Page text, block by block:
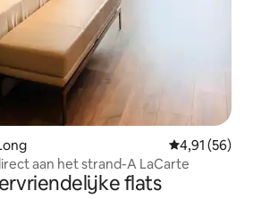
Gemiddelde
4,91 (56)
aan het strand-A LaCarte
flats